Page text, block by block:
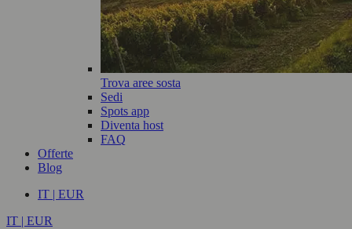
Trova aree sosta
Sedi
Spots app
Diventa host
FAQ
Offerte
Blog
IT | EUR
IT | EUR